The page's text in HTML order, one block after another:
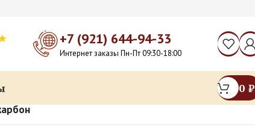
+7 (921) 644-94-33
Интернет заказы Пн-Пт 09:30-18:00
0 ₽